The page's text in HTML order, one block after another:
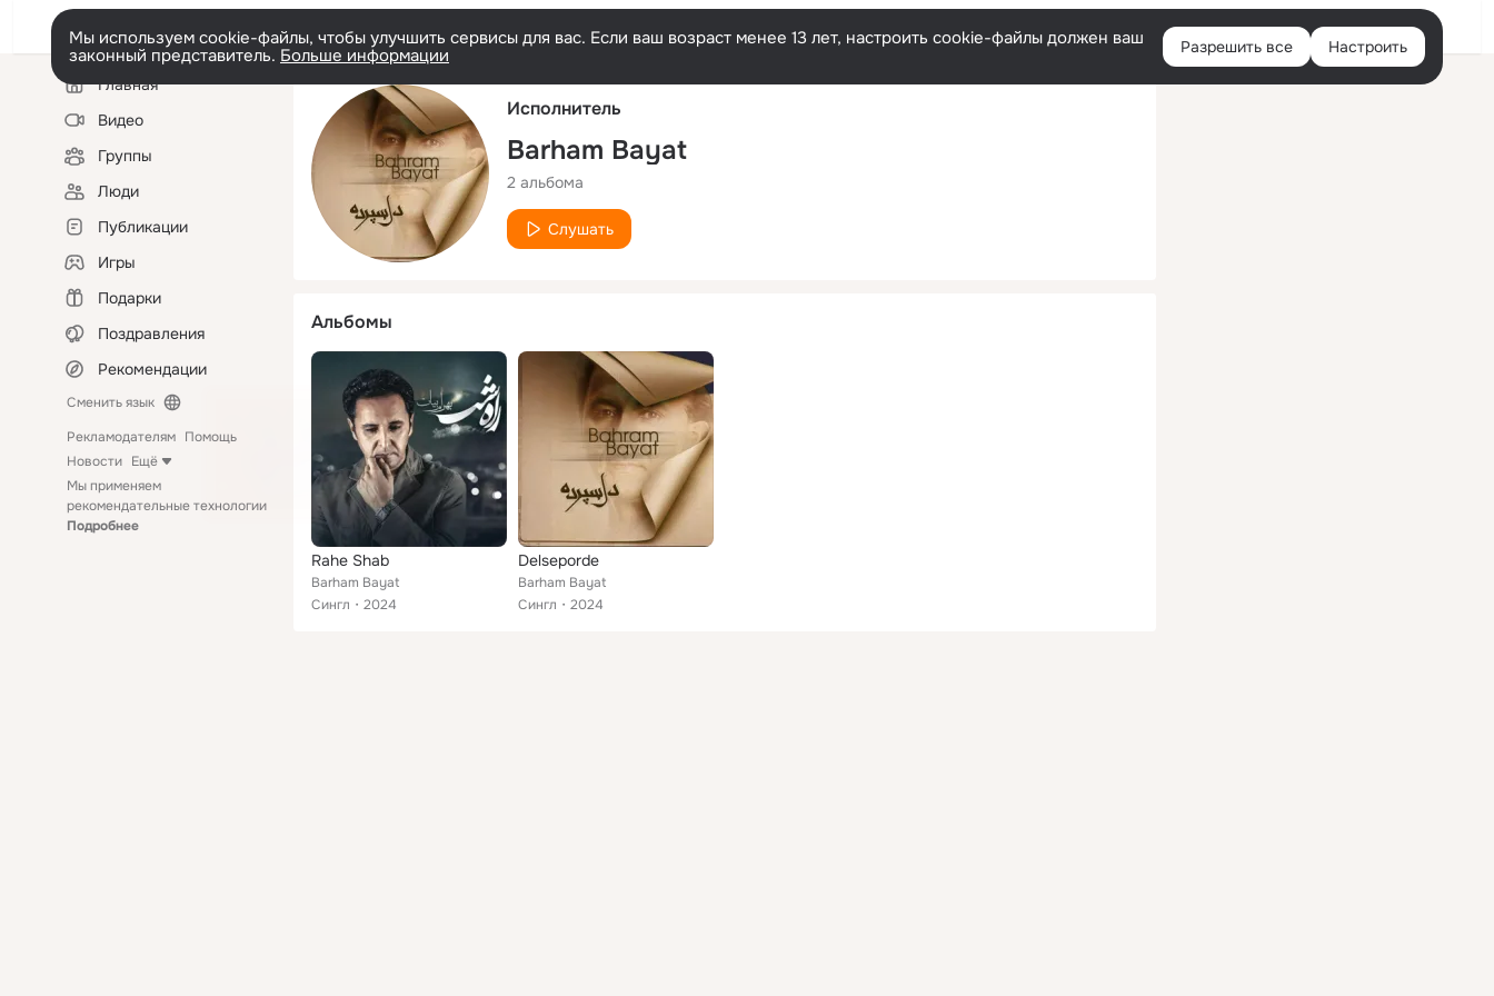
Русский Войти
Мы используем cookie-файлы, чтобы улучшить сервисы для вас. Если ваш возраст менее 13 лет, настроить cookie-файлы должен ваш
законный представитель. Больше информации Разрешить все Настроить
Левая
колонкаГлавная
Видео
Группы
Люди
Публикации
Игры
Подарки
Поздравления
Рекомендации
Сменить язык
Рекламодателям Помощь
Новости Ещё
Мы применяем
рекомендательные технологии
Подробнее
Исполнитель
Barham Bayat
2 альбома
Слушать
Альбомы
Rahe Shab
Barham Bayat
Сингл
2024
Delseporde
Barham Bayat
Сингл
2024